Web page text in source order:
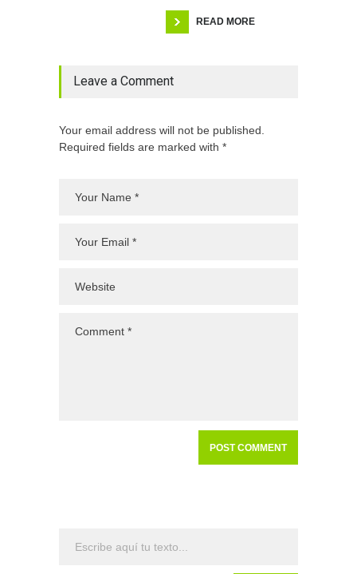
READ MORE
Leave a Comment
Your email address will not be published.
Required fields are marked with *